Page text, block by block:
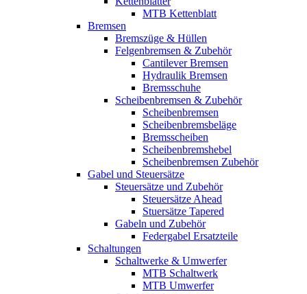
MTB Kettenblatt
Bremsen
Bremszüge & Hüllen
Felgenbremsen & Zubehör
Cantilever Bremsen
Hydraulik Bremsen
Bremsschuhe
Scheibenbremsen & Zubehör
Scheibenbremsen
Scheibenbremsbeläge
Bremsscheiben
Scheibenbremshebel
Scheibenbremsen Zubehör
Gabel und Steuersätze
Steuersätze und Zubehör
Steuersätze Ahead
Stuersätze Tapered
Gabeln und Zubehör
Federgabel Ersatzteile
Schaltungen
Schaltwerke & Umwerfer
MTB Schaltwerk
MTB Umwerfer